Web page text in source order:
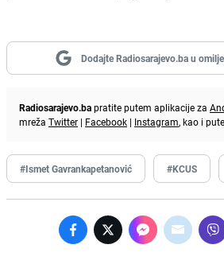
Dodajte Radiosarajevo.ba u
Radiosarajevo.bapratite putem aplikacije za
mreža Twitter | Facebook | Instagram, kao i
#Ismet Gavrankapetanović #KCUS